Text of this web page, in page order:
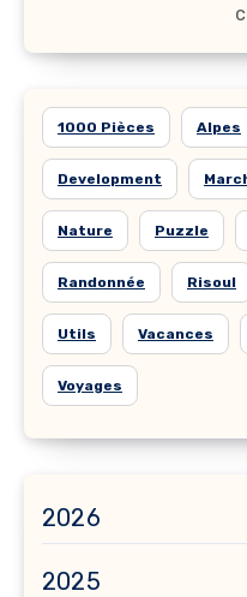
1000 Pièces Alpes
Development
Nature Puzzle
Randonnée Risoul
Utils Vacances
Voyages
2026
2025